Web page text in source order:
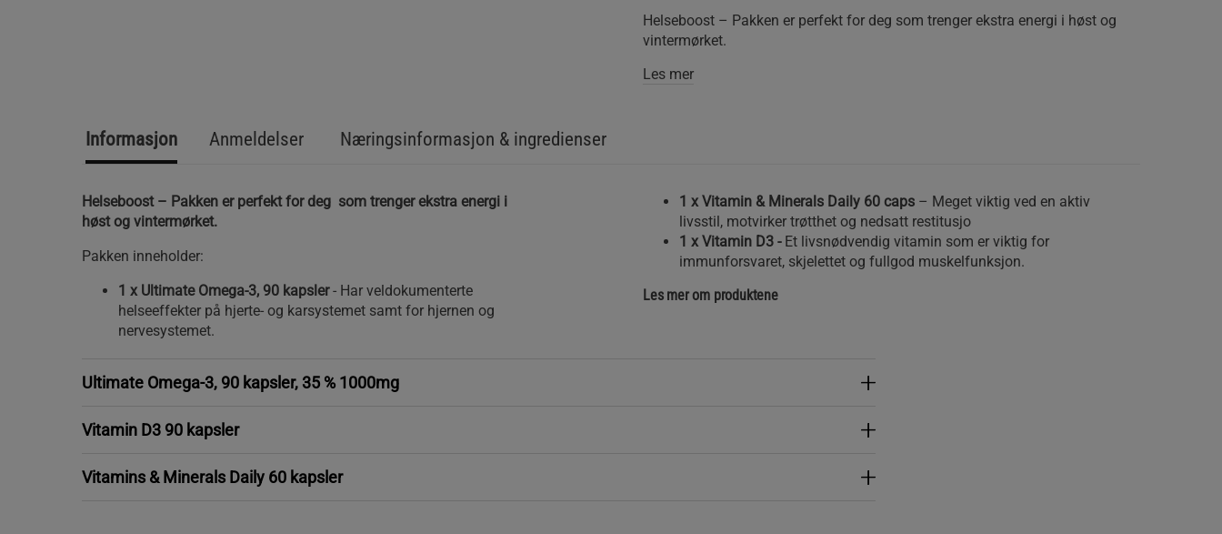
Helseboost – Pakken er perfekt for deg som trenger ekstra energi i høst og
vintermørket.
Les mer
Informasjon Anmeldelser Næringsinformasjon & ingredienser
Helseboost – Pakken er perfekt for deg som trenger ekstra energi i
høst og vintermørket.
Pakken inneholder:
1 x Ultimate Omega-3, 90 kapsler- Har veldokumenterte
helseeffekter på hjerte- og karsystemet samt for hjernen og
nervesystemet.
1 x Vitamin & Minerals Daily 60 caps– Meget viktig ved en aktiv
livsstil, motvirker trøtthet og nedsatt restitusjo
1 x Vitamin D3 - Et livsnødvendig vitamin som er viktig for
immunforsvaret, skjelettet og fullgod muskelfunksjon.
Les mer om produktene
Ultimate Omega-3, 90 kapsler, 35 % 1000mg
Vitamin D3 90 kapsler
Vitamins & Minerals Daily 60 kapsler